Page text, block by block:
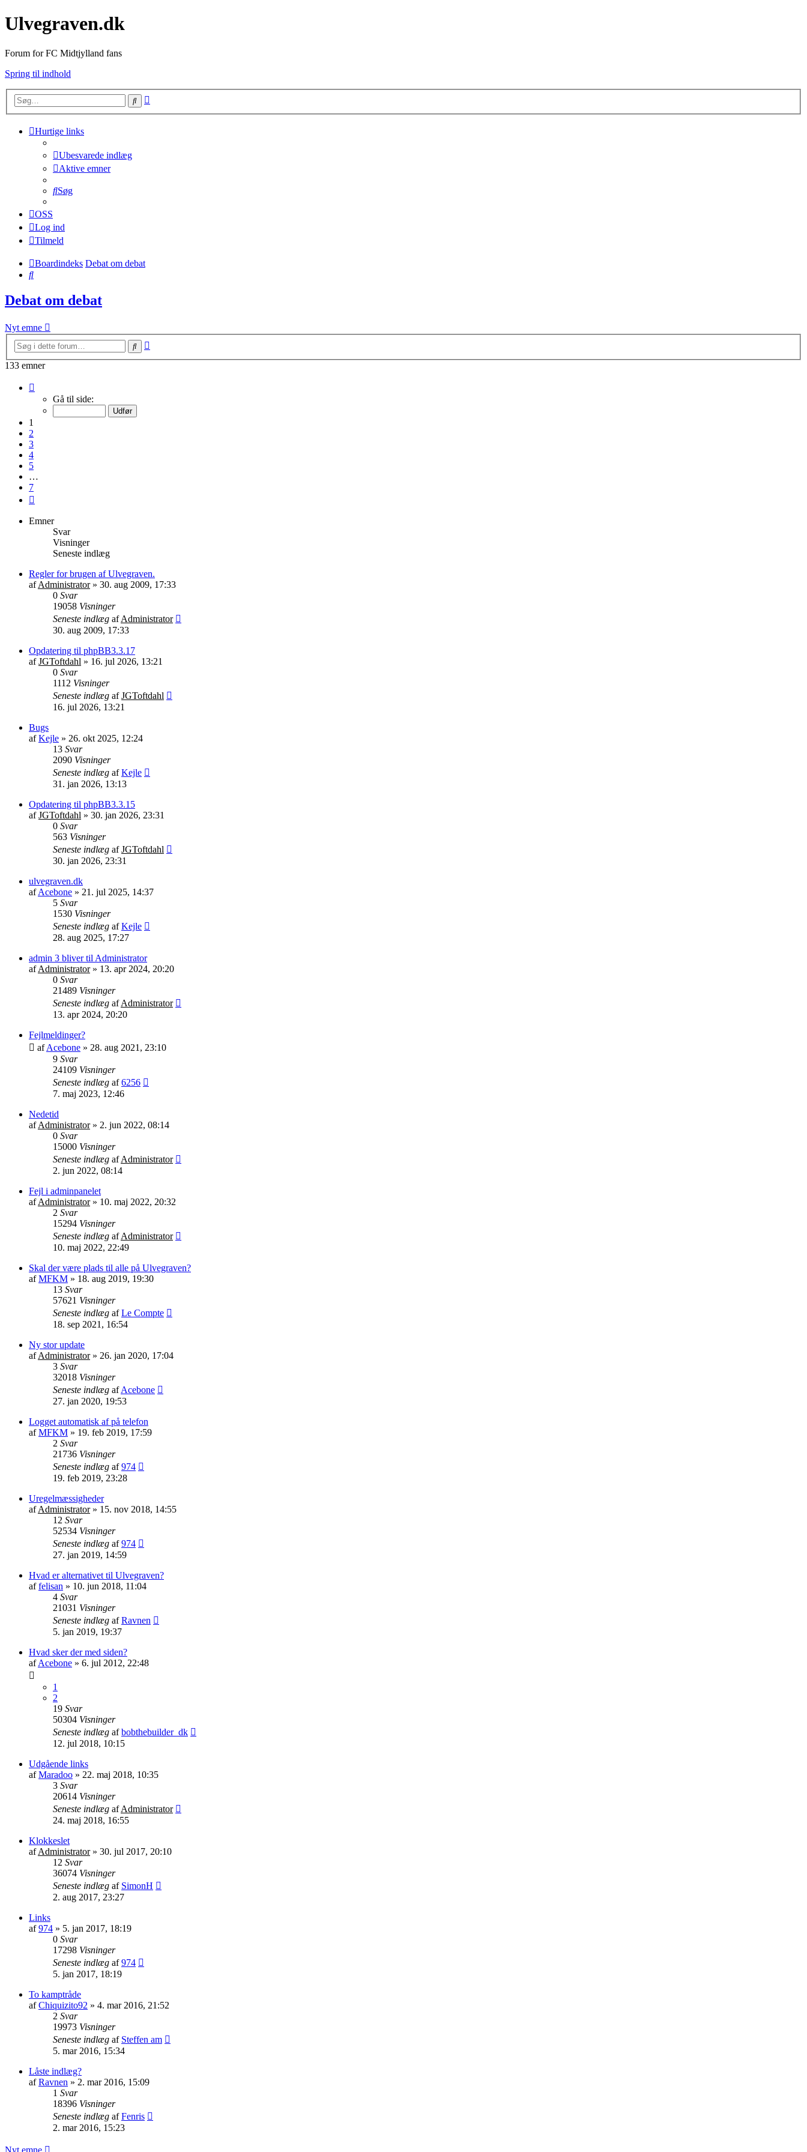
Ulvegraven.dk
Forum for FC Midtjylland fans
Spring til indhold
Søg
Hurtige links
Ubesvarede indlæg
Aktive emner
Søg
OSS
Log ind
Tilmeld
Boardindeks Debat om debat
Søg
Debat om debat
Nyt emne
Søg
133 emner
Gå til side:
1
2
3
4
5
…
7
Emner
Svar
Visninger
Seneste indlæg
Regler for brugen af Ulvegraven.
afAdministrator» 30. aug 2009, 17:33
0 Svar
19058 Visninger
Seneste indlæg afAdministrator
30. aug 2009, 17:33
Opdatering til phpBB3.3.17
afJGToftdahl » 16. jul 2026, 13:21
0 Svar
1112 Visninger
Seneste indlæg afJGToftdahl
16. jul 2026, 13:21
Bugs
afKejle » 26. okt 2025, 12:24
13 Svar
2090 Visninger
Seneste indlæg afKejle
31. jan 2026, 13:13
Opdatering til phpBB3.3.15
afJGToftdahl » 30. jan 2026, 23:31
0 Svar
563 Visninger
Seneste indlæg afJGToftdahl
30. jan 2026, 23:31
ulvegraven.dk
afAcebone » 21. jul 2025, 14:37
5 Svar
1530 Visninger
Seneste indlæg afKejle
28. aug 2025, 17:27
admin 3 bliver til Administrator
afAdministrator» 13. apr 2024, 20:20
0 Svar
21489 Visninger
Seneste indlæg afAdministrator
13. apr 2024, 20:20
Fejlmeldinger?
afAcebone » 28. aug 2021, 23:10
9 Svar
24109 Visninger
Seneste indlæg af6256
7. maj 2023, 12:46
Nedetid
afAdministrator» 2. jun 2022, 08:14
0 Svar
15000 Visninger
Seneste indlæg afAdministrator
2. jun 2022, 08:14
Fejl i adminpanelet
afAdministrator» 10. maj 2022, 20:32
2 Svar
15294 Visninger
Seneste indlæg afAdministrator
10. maj 2022, 22:49
Skal der være plads til alle på Ulvegraven?
afMFKM » 18. aug 2019, 19:30
13 Svar
57621 Visninger
Seneste indlæg afLe Compte
18. sep 2021, 16:54
Ny stor update
afAdministrator» 26. jan 2020, 17:04
3 Svar
32018 Visninger
Seneste indlæg afAcebone
27. jan 2020, 19:53
Logget automatisk af på telefon
afMFKM » 19. feb 2019, 17:59
2 Svar
21736 Visninger
Seneste indlæg af974
19. feb 2019, 23:28
Uregelmæssigheder
afAdministrator» 15. nov 2018, 14:55
12 Svar
52534 Visninger
Seneste indlæg af974
27. jan 2019, 14:59
Hvad er alternativet til Ulvegraven?
affelisan » 10. jun 2018, 11:04
4 Svar
21031 Visninger
Seneste indlæg afRavnen
5. jan 2019, 19:37
Hvad sker der med siden?
afAcebone » 6. jul 2012, 22:48
1
2
19 Svar
50304 Visninger
Seneste indlæg afbobthebuilder_dk
12. jul 2018, 10:15
Udgående links
afMaradoo » 22. maj 2018, 10:35
3 Svar
20614 Visninger
Seneste indlæg afAdministrator
24. maj 2018, 16:55
Klokkeslet
afAdministrator» 30. jul 2017, 20:10
12 Svar
36074 Visninger
Seneste indlæg af SimonH
2. aug 2017, 23:27
Links
af974 » 5. jan 2017, 18:19
0 Svar
17298 Visninger
Seneste indlæg af974
5. jan 2017, 18:19
To kamptråde
afChiquizito92 » 4. mar 2016, 21:52
2 Svar
19973 Visninger
Seneste indlæg af Steffen am
5. mar 2016, 15:34
Låste indlæg?
afRavnen » 2. mar 2016, 15:09
1 Svar
18396 Visninger
Seneste indlæg afFenris
2. mar 2016, 15:23
Nyt emne